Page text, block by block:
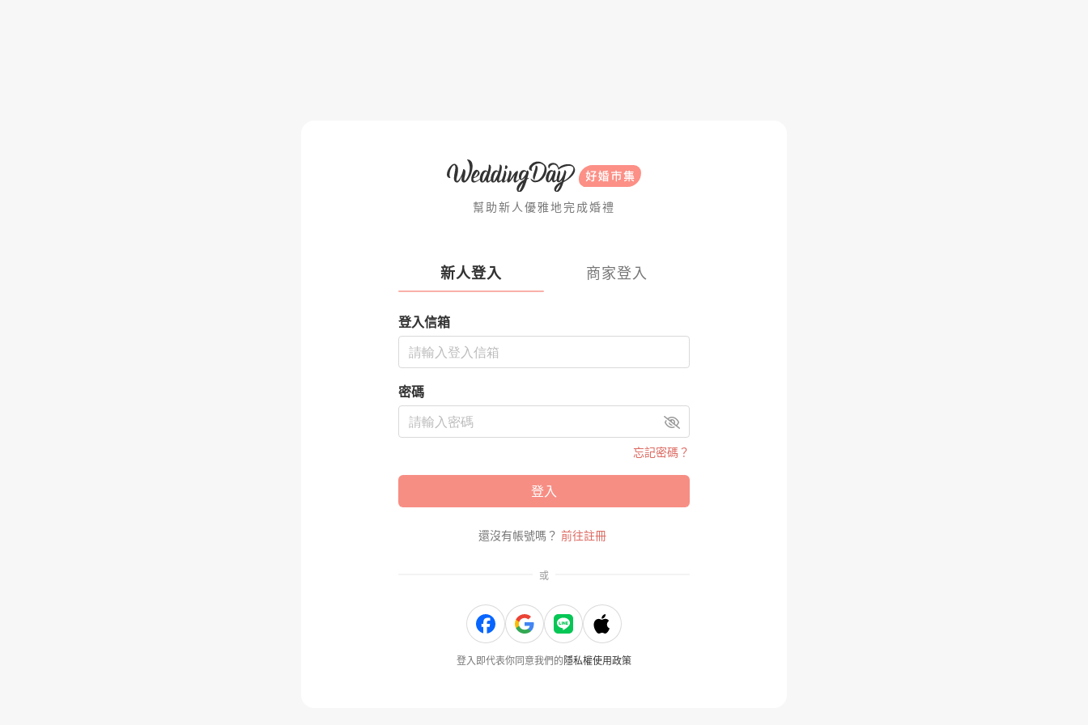
幫助新人優雅地完成婚禮
新人登入 商家登入
登入信箱
密碼
忘記密碼？
登入
還沒有帳號嗎？ 前往註冊
或
登入即代表你同意我們的 隱私權使用政策